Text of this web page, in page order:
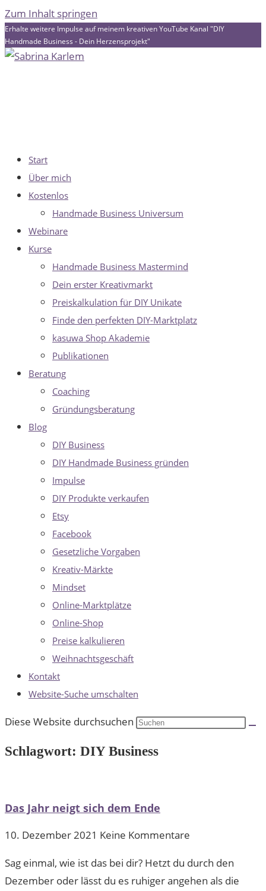
Zum Inhalt springen
Erhalte weitere Impulse auf meinem kreativen YouTube Kanal "DIY
Handmade Business - Dein Herzensprojekt"
Start
Über mich
Kostenlos
Handmade Business Universum
Webinare
Kurse
Handmade Business Mastermind
Dein erster Kreativmarkt
Preiskalkulation für DIY Unikate
Finde den perfekten DIY-Marktplatz
kasuwa Shop Akademie
Publikationen
Beratung
Coaching
Gründungsberatung
Blog
DIY Business
DIY Handmade Business gründen
Impulse
DIY Produkte verkaufen
Etsy
Facebook
Gesetzliche Vorgaben
Kreativ-Märkte
Mindset
Online-Marktplätze
Online-Shop
Preise kalkulieren
Weihnachtsgeschäft
Kontakt
Website-Suche umschalten
Diese Website durchsuchen
Schlagwort: DIY Business
Das Jahr neigt sich dem Ende
10. Dezember 2021 Keine Kommentare
Sag einmal, wie ist das bei dir? Hetzt du durch den
Dezember oder lässt du es ruhiger angehen als die